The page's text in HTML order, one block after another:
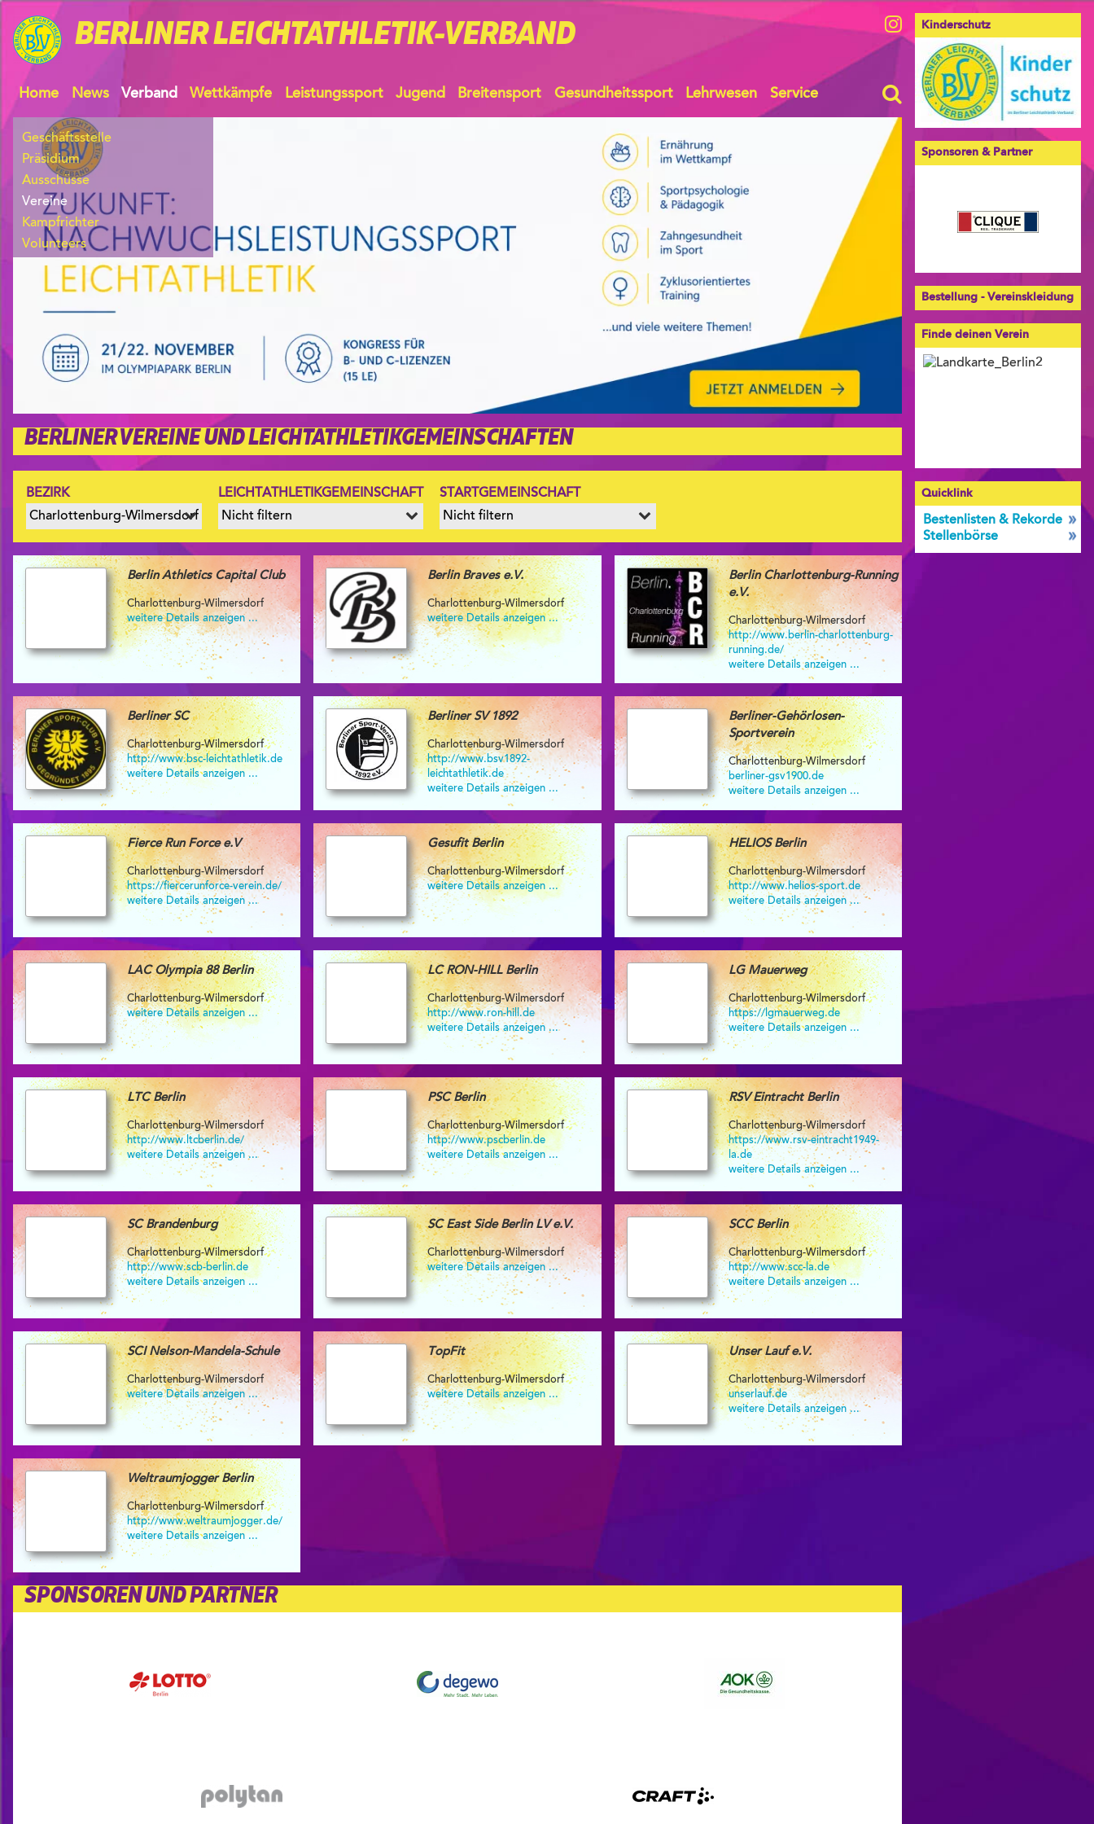
BERLINERLEICHTATHLETIK-VERBAND
Home News Verband Wettkämpfe Leistungssport Jugend Breitensport Gesundheitssport Lehrwesen Service
Geschäftsstelle
Präsidium
Ausschüsse
Vereine
Kampfrichter
Volunteers
BERLINER VEREINE UND LEICHTATHLETIKGEMEINSCHAFTEN
BEZIRK LEICHTATHLETIKGEMEINSCHAFT STARTGEMEINSCHAFT
Berlin Athletics Capital Club
Charlottenburg-Wilmersdorf
weitere Details anzeigen ...
Berlin Braves e.V.
Charlottenburg-Wilmersdorf
weitere Details anzeigen ...
Berlin Charlottenburg-Running
e.V.
Charlottenburg-Wilmersdorf
http://www.berlin-charlottenburg-
running.de/
weitere Details anzeigen ...
Berliner SC
Charlottenburg-Wilmersdorf
http://www.bsc-leichtathletik.de
weitere Details anzeigen ...
Berliner SV 1892
Charlottenburg-Wilmersdorf
http://www.bsv1892-
leichtathletik.de
weitere Details anzeigen ...
Berliner-Gehörlosen-
Sportverein
Charlottenburg-Wilmersdorf
berliner-gsv1900.de
weitere Details anzeigen ...
Fierce Run Force e.V
Charlottenburg-Wilmersdorf
https://fiercerunforce-verein.de/
weitere Details anzeigen ...
Gesufit Berlin
Charlottenburg-Wilmersdorf
weitere Details anzeigen ...
HELIOS Berlin
Charlottenburg-Wilmersdorf
http://www.helios-sport.de
weitere Details anzeigen ...
LAC Olympia 88 Berlin
Charlottenburg-Wilmersdorf
weitere Details anzeigen ...
LC RON-HILL Berlin
Charlottenburg-Wilmersdorf
http://www.ron-hill.de
weitere Details anzeigen ...
LG Mauerweg
Charlottenburg-Wilmersdorf
https://lgmauerweg.de
weitere Details anzeigen ...
LTC Berlin
Charlottenburg-Wilmersdorf
http://www.ltcberlin.de/
weitere Details anzeigen ...
PSC Berlin
Charlottenburg-Wilmersdorf
http://www.pscberlin.de
weitere Details anzeigen ...
RSV Eintracht Berlin
Charlottenburg-Wilmersdorf
https://www.rsv-eintracht1949-
la.de
weitere Details anzeigen ...
SC Brandenburg
Charlottenburg-Wilmersdorf
http://www.scb-berlin.de
weitere Details anzeigen ...
SC East Side Berlin LV e.V.
Charlottenburg-Wilmersdorf
weitere Details anzeigen ...
SCC Berlin
Charlottenburg-Wilmersdorf
http://www.scc-la.de
weitere Details anzeigen ...
SCI Nelson-Mandela-Schule
Charlottenburg-Wilmersdorf
weitere Details anzeigen ...
TopFit
Charlottenburg-Wilmersdorf
weitere Details anzeigen ...
Unser Lauf e.V.
Charlottenburg-Wilmersdorf
unserlauf.de
weitere Details anzeigen ...
Weltraumjogger Berlin
Charlottenburg-Wilmersdorf
http://www.weltraumjogger.de/
weitere Details anzeigen ...
SPONSOREN UND PARTNER
Kinderschutz
Sponsoren & Partner
Bestellung - Vereinskleidung
Finde deinen Verein
Quicklink
Bestenlisten & Rekorde
Stellenbörse